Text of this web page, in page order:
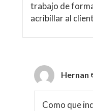
trabajo de
acribillar al
Hernan
Como que